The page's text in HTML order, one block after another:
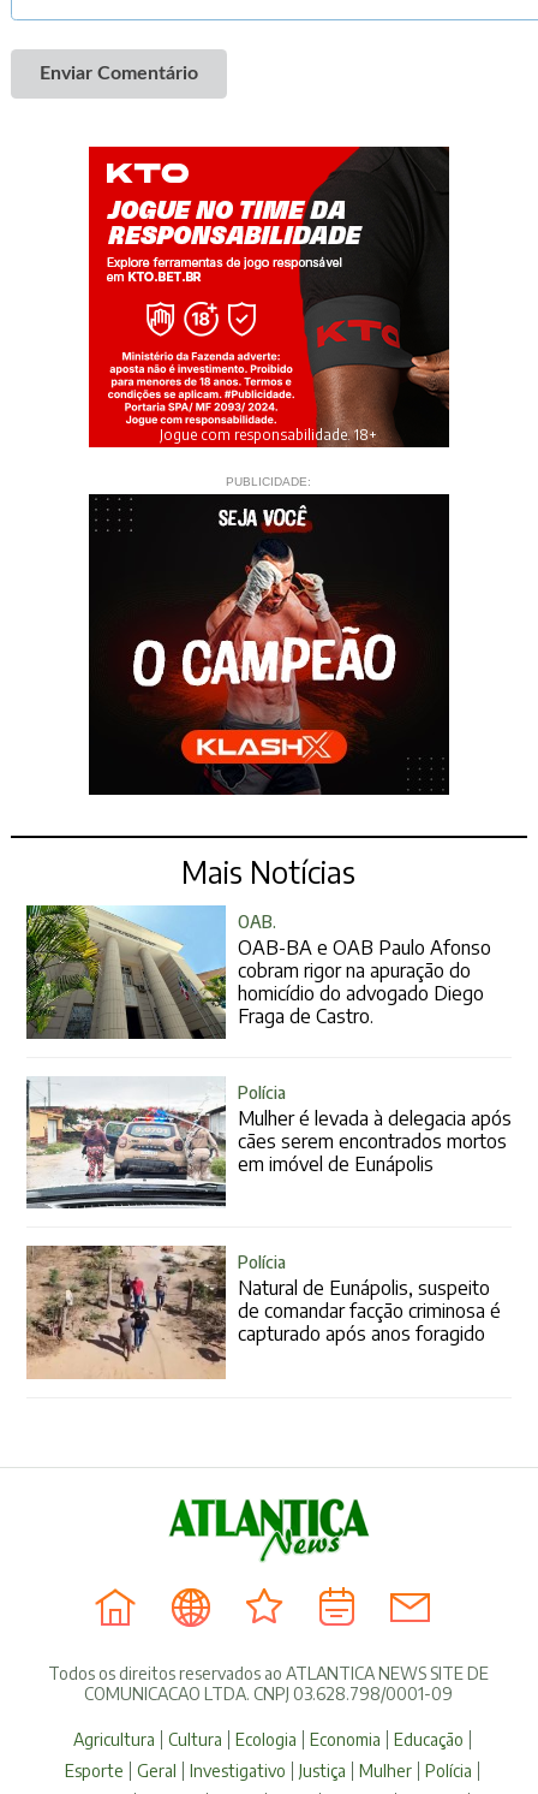
Enviar Comentário
Jogue com responsabilidade. 18+
PUBLICIDADE:
Mais Notícias
OAB.
OAB-BA e OAB Paulo Afonso
cobram rigor na apuração do
homicídio do advogado Diego
Fraga de Castro.
Polícia
Mulher é levada à delegacia após
cães serem encontrados mortos
em imóvel de Eunápolis
Polícia
Natural de Eunápolis, suspeito
de comandar facção criminosa é
capturado após anos foragido
Todos os direitos reservados ao ATLANTICA NEWS SITE DE
COMUNICACAO LTDA. CNPJ 03.628.798/0001-09
Agricultura Cultura Ecologia Economia
Educação
Esporte
Geral Investigativo Justiça Mulher
Polícia